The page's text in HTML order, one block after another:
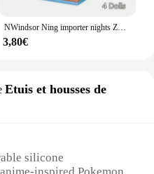
NWindsor Ning importer nights Zombie Alex Action Bricks Toys, ferme de diversification de montagne, maison de villages, kits pour enfants, cadeau
3,80€
Etuis et housses de
silicone